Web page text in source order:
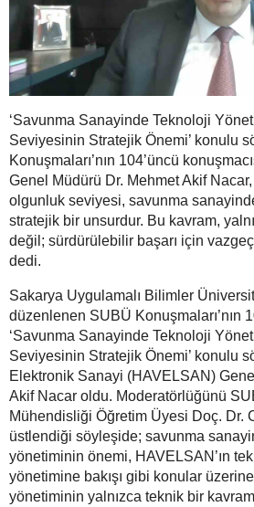
‘Savunma Sanayinde Teknoloji
Seviyesinin Stratejik Önemi’ konulu
Konuşmaları’nın 104’üncü
Genel Müdürü Dr. Mehmet Akif
olgunluk seviyesi, savunma
stratejik bir unsurdur. Bu kavram,
değil; sürdürülebilir başarı için
dedi.
Sakarya Uygulamalı Bilimler
düzenlenen SUBÜ Konuşmaları’nın
‘Savunma Sanayinde Teknoloji
Seviyesinin Stratejik Önemi’ konulu
Elektronik Sanayi (HAVELSAN)
Akif Nacar oldu. Moderatörlüğünü
Mühendisliği Öğretim Üyesi Doç. Dr.
üstlendiği söyleşide; savunma
yönetiminin önemi, HAVELSAN’ın
yönetimine bakışı gibi konular
yönetiminin yalnızca teknik bir